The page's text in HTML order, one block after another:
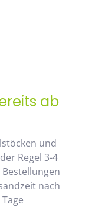
ab
und
Regel 3-4
nach